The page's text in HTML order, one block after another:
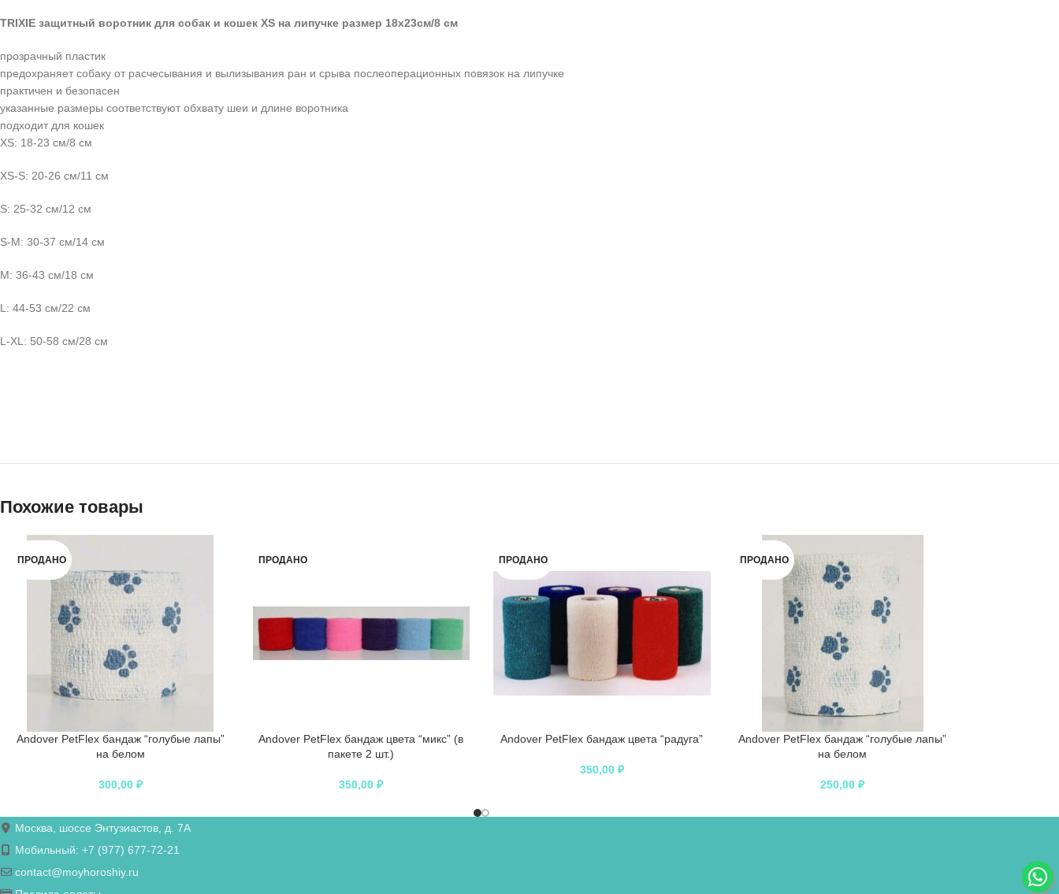
TRIXIE защитный воротник для собак и кошек XS на липучке размер 18x23cм/8 см
прозрачный пластик
предохраняет собаку от расчесывания и вылизывания ран и срыва послеоперационных повязок на липучке
практичен и безопасен
указанные размеры соответствуют обхвату шеи и длине воротника
подходит для кошек
XS: 18-23 см/8 см
XS-S: 20-26 см/11 см
S: 25-32 см/12 см
S-M: 30-37 см/14 см
M: 36-43 см/18 см
L: 44-53 см/22 см
L-XL: 50-58 см/28 см
Похожие товары
ПРОДАНО
Andover PetFlex бандаж “голубые лапы”
на белом
300,00 ₽
ПРОДАНО
Andover PetFlex бандаж цвета “микс” (в
пакете 2 шт.)
350,00₽
ПРОДАНО
Andover PetFlex бандаж цвета “радуга”
350,00 ₽
ПРОДАНО
Andover PetFlex бандаж “голубые лапы”
на белом
250,00₽
Москва, шоссе Энтузиастов, д. 7А
Мобильный: +7 (977) 677-72-21
contact@moyhoroshiy.ru